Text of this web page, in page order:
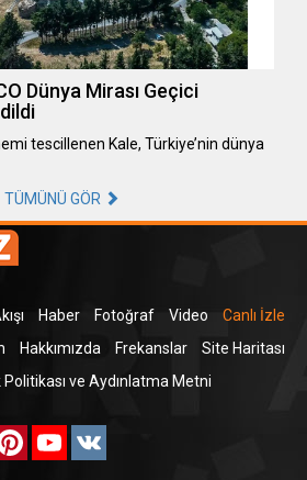
Dünya Mirası Geçici
tescillenen Kale, Türkiye’nin dünya
TÜMÜNÜ GÖR
Haber Fotoğraf Video
Canlı İzle
Hakkımızda Frekanslar
Site Haritası
Politikası ve Aydınlatma Metni
PinterestYouTube